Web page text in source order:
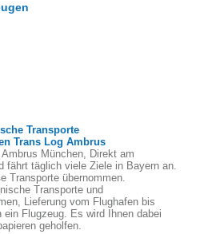
Transporte
Trans Log Ambrus
München, Direkt am
fährt täglich viele Ziele in Bayern an.
Transporte übernommen.
Transporte und
Lieferung vom Flughafen bis
Flugzeug. Es wird Ihnen dabei
geholfen.